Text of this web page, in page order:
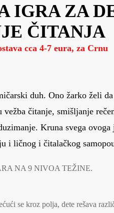
IGRA ZA
ČITANJA
cca 4-7 eura, za Crnu
duh. Ono žarko želi
čitanje, smišljanje
Kruna svega ovoga
i ličnog i čitalačkog
NA 9 NIVOA TEŽINE.
se kroz polja, dete rešava